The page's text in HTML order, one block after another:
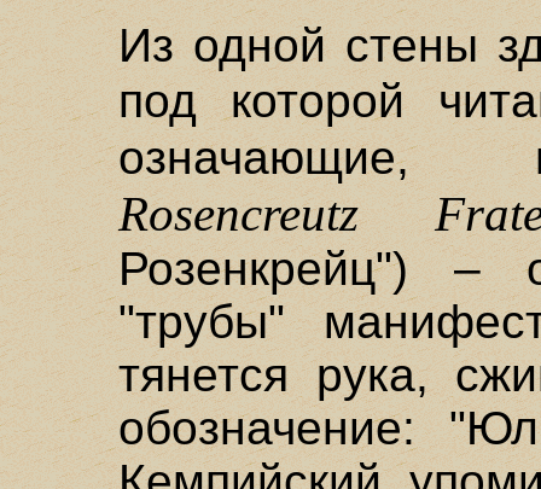
Из одной стены
под которой
Rosencreutz
Розенкрейц")
"трубы"
тянется рука,
обозначение: